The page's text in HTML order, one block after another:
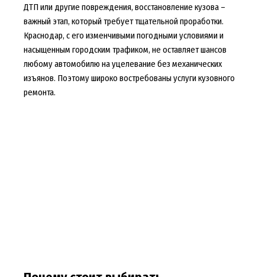
ДТП или другие повреждения, восстановление кузова –
важный этап, который требует тщательной проработки.
Краснодар, с его изменчивыми погодными условиями и
насыщенным городским трафиком, не оставляет шансов
любому автомобилю на уцелевание без механических
изъянов. Поэтому широко востребованы услуги кузовного
ремонта.